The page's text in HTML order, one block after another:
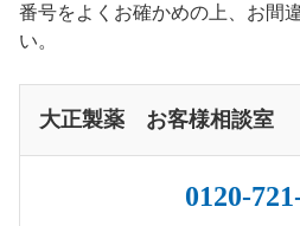
番号をよくお確かめの上、お間
い。
大正製薬 お客様相談室
0120-